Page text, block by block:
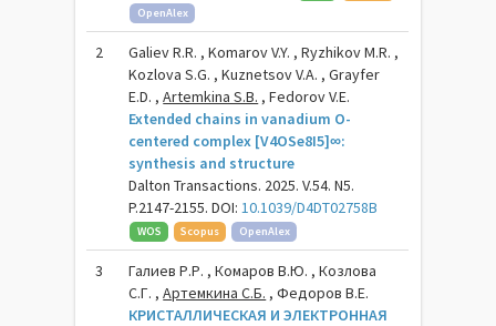
OpenAlex
2
Galiev R.R. , Komarov V.Y. , Ryzhikov M.R. ,
Kozlova S.G. , Kuznetsov V.A. , Grayfer
E.D. ,Artemkina S.B. , Fedorov V.E.
Extended chains in vanadium O-
centered complex [V4OSe8I5]∞:
synthesis and structure
Dalton Transactions. 2025. V.54. N5.
P.2147-2155. DOI:10.1039/D4DT02758B
WOS Scopus OpenAlex
3
Галиев Р.Р. , Комаров В.Ю. , Козлова
С.Г. ,Артемкина С.Б. , Федоров В.Е.
КРИСТАЛЛИЧЕСКАЯ И ЭЛЕКТРОННАЯ